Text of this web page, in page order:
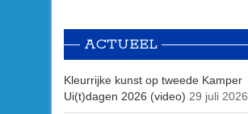
ACTUEEL
Kleurrijke kunst op tweede Kamper
Ui(t)dagen 2026 (video) 29 juli 2026